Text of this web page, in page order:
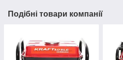
Подібні товари компанії